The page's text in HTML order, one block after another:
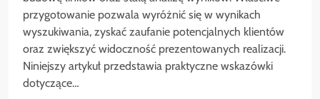
przygotowanie pozwala wyróżnić się w wynikach
wyszukiwania, zyskać zaufanie potencjalnych klientów
oraz zwiększyć widoczność prezentowanych realizacji.
Niniejszy artykuł przedstawia praktyczne wskazówki
dotyczące…